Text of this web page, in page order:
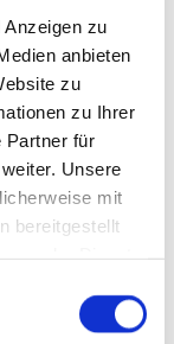
zu
anbieten
zu
zu Ihrer
Partner für
Unsere
mit
bereitgestellt